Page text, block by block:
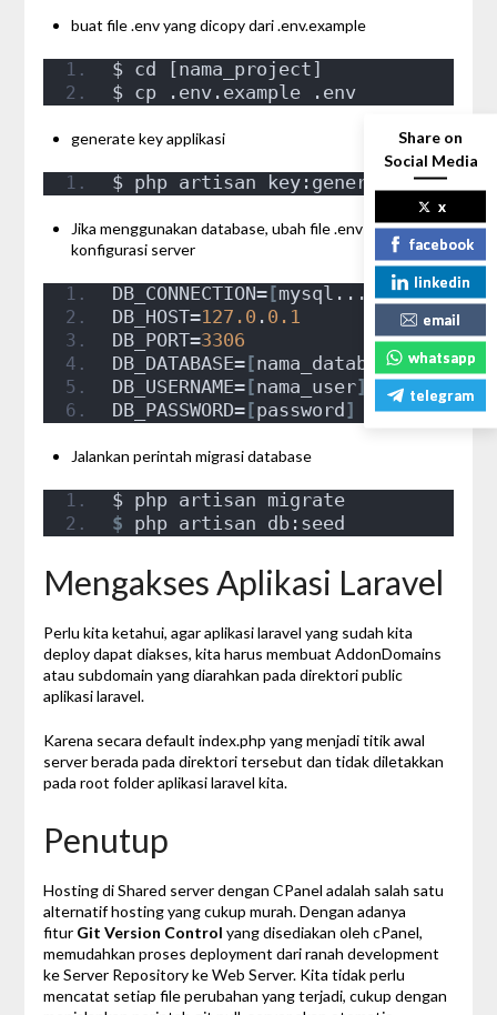
buat file .env yang dicopy dari .env.example
$ cd [nama_project]
$ cp .env.example .env
generate key applikasi
$ php artisan key:generate
Jika menggunakan database, ubah file .env sesuai
konfigurasi server
DB_CONNECTION=[mysql... ]
DB_HOST=127.0 . 0.1
DB_PORT=3306
DB_DATABASE=[nama_database]
DB_USERNAME=[nama_user]
DB_PASSWORD=[password]
Jalankan perintah migrasi database
$ php artisan migrate
$ php artisan db:seed
Mengakses Aplikasi Laravel
Perlu kita ketahui, agar aplikasi laravel yang sudah kita
deploy dapat diakses, kita harus membuat AddonDomains
atau subdomain yang diarahkan pada direktori public
aplikasi laravel.
Karena secara default index.php yang menjadi titik awal
server berada pada direktori tersebut dan tidak diletakkan
pada root folder aplikasi laravel kita.
Penutup
Hosting di Shared server dengan CPanel adalah salah satu
alternatif hosting yang cukup murah. Dengan adanya
fitur Git Version Control yang disediakan oleh cPanel,
memudahkan proses deployment dari ranah development
ke Server Repository ke Web Server. Kita tidak perlu
mencatat setiap file perubahan yang terjadi, cukup dengan
Share on
Social Media
x
facebook
linkedin
email
whatsapp
telegram